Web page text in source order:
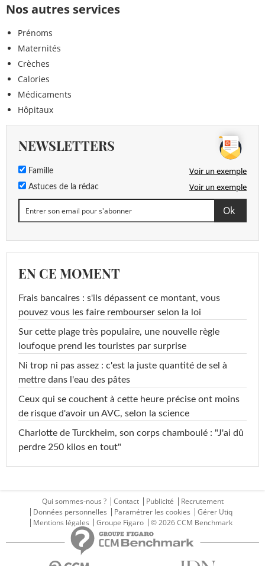
Nos autres services
Prénoms
Maternités
Crèches
Calories
Médicaments
Hôpitaux
NEWSLETTERS
Famille Voir un exemple
Astuces de la rédac Voir un exemple
EN CE MOMENT
Frais bancaires : s'ils dépassent ce montant, vous
pouvez vous les faire rembourser selon la loi
Sur cette plage très populaire, une nouvelle règle
loufoque prend les touristes par surprise
Ni trop ni pas assez : c'est la juste quantité de sel à
mettre dans l'eau des pâtes
Ceux qui se couchent à cette heure précise ont moins
de risque d'avoir un AVC, selon la science
Charlotte de Turckheim, son corps chamboulé : "J'ai dû
perdre 250 kilos en tout"
Qui sommes-nous ? Contact Publicité
Recrutement
Données personnelles
Paramétrer les cookies
Gérer Utiq
Mentions légales
Groupe Figaro © 2026 CCM Benchmark